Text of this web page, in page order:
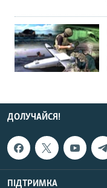
ДОЛУЧАЙСЯ!
ПІДТРИМКА